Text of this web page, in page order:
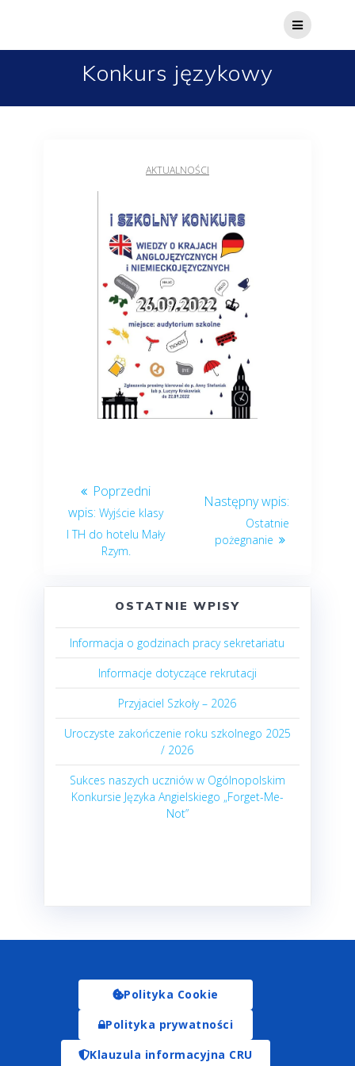
Konkurs językowy
AKTUALNOŚCI
Wyjście klasy
I TH do hotelu Mały
Rzym.
Ostatnie
pożegnanie
OSTATNIE WPISY
Informacja o godzinach pracy sekretariatu
Informacje dotyczące rekrutacji
Przyjaciel Szkoły – 2026
Uroczyste zakończenie roku szkolnego 2025
/ 2026
Sukces naszych uczniów w Ogólnopolskim
Konkursie Języka Angielskiego „Forget-Me-
Not”
Polityka Cookie
Polityka prywatności
Klauzula informacyjna CRU